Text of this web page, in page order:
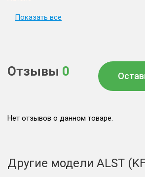
Показать все
Отзывы 0
Нет отзывов о данном товаре.
Другие модели ALST